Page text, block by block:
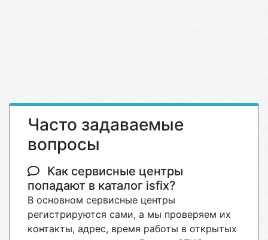
Часто задаваемые
вопросы
Как сервисные центры
попадают в каталог isfix?
В основном сервисные центры
регистрируются сами, а мы проверяем их
контакты, адрес, время работы в открытых